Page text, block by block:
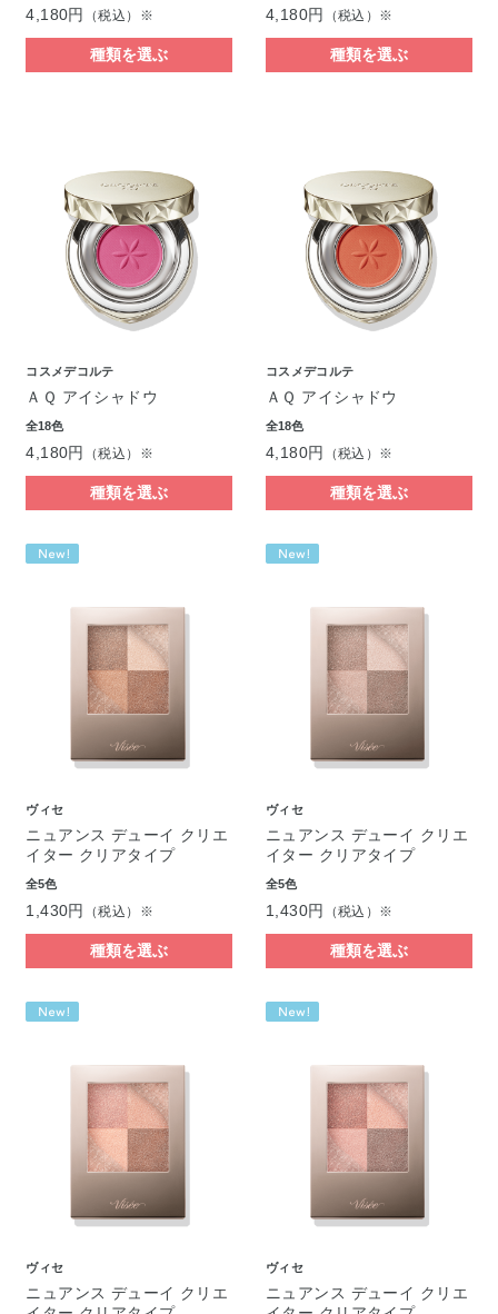
4,180円 （税込）※
種類を選ぶ
4,180円 （税込）※
種類を選ぶ
コスメデコルテ
ＡＱ アイシャドウ
全18色
4,180円 （税込）※
種類を選ぶ
コスメデコルテ
ＡＱ アイシャドウ
全18色
4,180円 （税込）※
種類を選ぶ
ヴィセ
ニュアンス デューイ クリエ
イター クリアタイプ
全5色
1,430円 （税込）※
種類を選ぶ
ヴィセ
ニュアンス デューイ クリエ
イター クリアタイプ
全5色
1,430円 （税込）※
種類を選ぶ
ヴィセ
ニュアンス デューイ クリエ
ヴィセ
ニュアンス デューイ クリエ